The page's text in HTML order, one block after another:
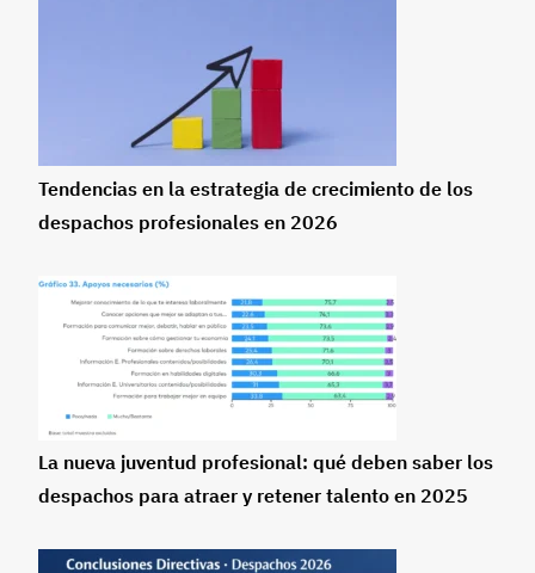
Tendencias en la estrategia de crecimiento de los
despachos profesionales en 2026
La nueva juventud profesional: qué deben saber los
despachos para atraer y retener talento en 2025